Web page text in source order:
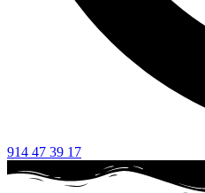
914 47 39 17